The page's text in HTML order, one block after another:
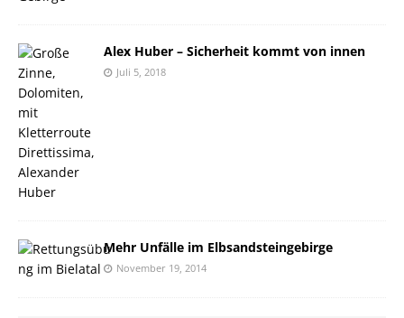
Alex Huber – Sicherheit kommt von innen
Juli 5, 2018
Mehr Unfälle im Elbsandsteingebirge
November 19, 2014